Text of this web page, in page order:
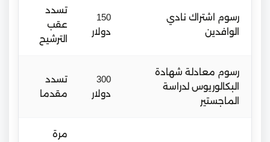
رسوم اشتراك نادي
الوافدين
150
دولار
تسدد
عقب
الترشيح
رسوم معادلة شهادة
البكالوريوس لدراسة
الماجستير
300
دولار
تسدد
مقدما
مرة